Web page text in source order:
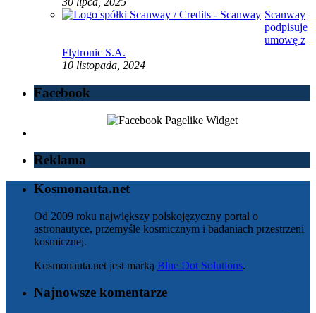
Scanway
podpisuje
umowę z
Flytronic S.A.
10 listopada, 2024
Facebook
Reklama
Kosmonauta.net
Od 2009 roku największy polskojęzyczny portal o
astronautyce, przemyśle kosmicznym i badaniach przestrzeni
kosmicznej.
Kosmonauta.net jest marką Blue Dot Solutions.
Najnowsze komentarze